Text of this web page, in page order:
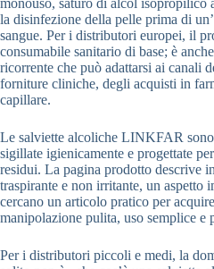
monouso, saturo di alcol isopropilico
la disinfezione della pelle prima di
sangue. Per i distributori europei, il
consumabile sanitario di base; è
ricorrente che può adattarsi ai canali
forniture cliniche, degli acquisti in
capillare.
Le salviette alcoliche LINKFAR
sigillate igienicamente e progettate
residui. La pagina prodotto descrive
traspirante e non irritante, un aspetto
cercano un articolo pratico per
manipolazione pulita, uso semplice e
Per i distributori piccoli e medi, la